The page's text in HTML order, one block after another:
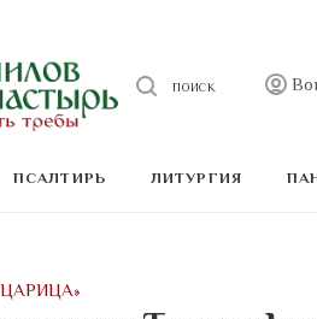
ПОИСК
ПСАЛТИРЬ ЛИТУРГИЯ